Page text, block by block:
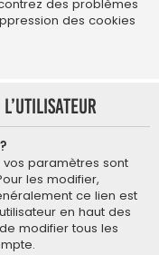
des problèmes
des cookies
l’utilisateur
paramètres sont
les modifier,
ce lien est
en haut des
modifier tous les